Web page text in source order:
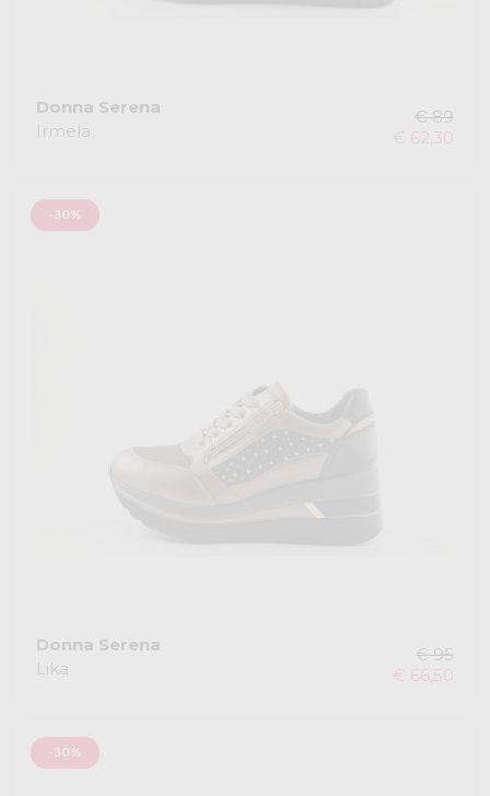
Donna Serena
Irmela
€ 89
€ 62,30
-30%
Donna Serena
Lika
€ 95
€ 66,50
-30%